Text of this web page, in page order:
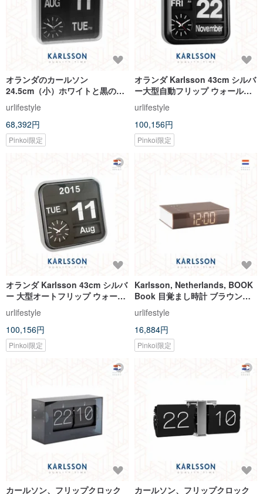
オランダのカールソン
24.5cm（小）ホワイトと黒の自
動ページめくり時計-壁やテーブ
ルの上で使用できます。
urlifestyle
68,392円
Pinkoi限定
オランダ Karlsson 43cm シルバ
ー大型自動フリップ ウォールク
ロック 置き時計
urlifestyle
100,156円
Pinkoi限定
オランダ Karlsson 43cm シルバ
ー 大型オートフリップ ウォール
クロック・テーブルクロック
urlifestyle
100,156円
Pinkoi限定
Karlsson, Netherlands, BOOK
Book 目覚まし時計 ブラウン
LED ディスプレイ - 多機能アラ
ーム
urlifestyle
16,884円
Pinkoi限定
カールソン、フリップクロック カールソン、フリップクロック